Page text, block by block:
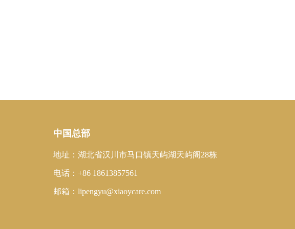
中国总部
地址：湖北省汉川市马口镇天屿湖天屿阁28栋
电话：+86 18613857561
邮箱：lipengyu@xiaoycare.com